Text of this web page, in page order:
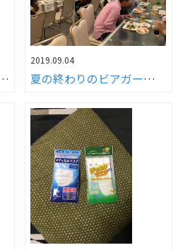
ューアルについて
2019.09.04
夏の終わりのビアガーデン（笑）